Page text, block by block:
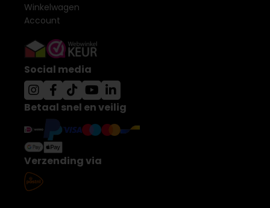
Winkelwagen
Account
Social media
Betaal snel en veilig
Verzending via